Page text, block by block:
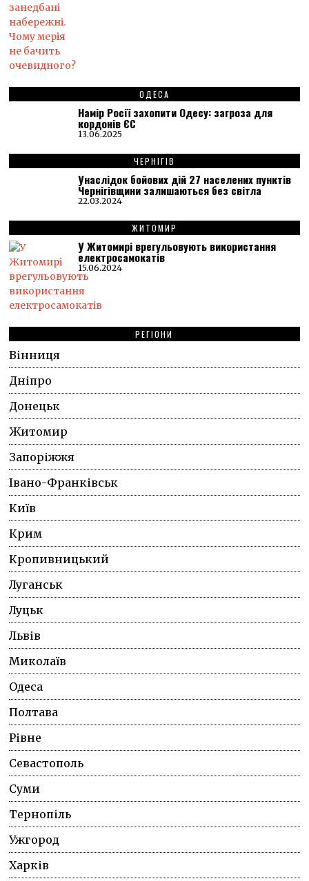
ОДЕСА
Намір Росії захопити Одесу: загроза для
кордонів ЄС
13.06.2025
ЧЕРНІГІВ
Унаслідок бойових дій 27 населених пунктів
Чернігівщини залишаються без світла
22.03.2024
ЖИТОМИР
У Житомирі врегульовують використання
електросамокатів
15.06.2024
РЕГІОНИ
Вінниця
Дніпро
Донецьк
Житомир
Запоріжжя
Івано-Франківськ
Київ
Крим
Кропивницький
Луганськ
Луцьк
Львів
Миколаїв
Одеса
Полтава
Рівне
Севастополь
Суми
Тернопіль
Ужгород
Харків